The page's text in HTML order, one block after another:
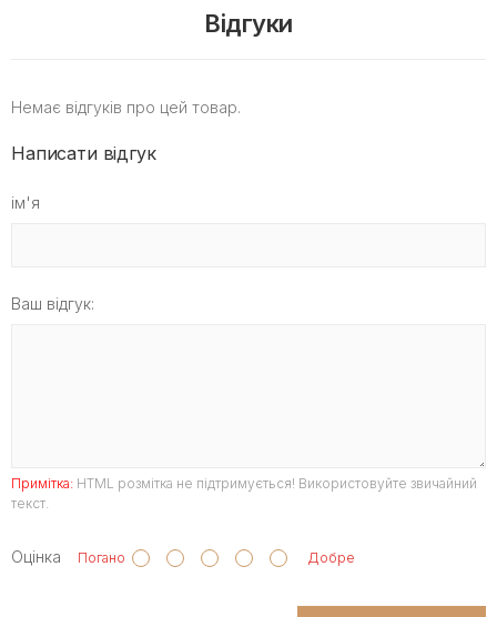
Відгуки
Немає відгуків про цей товар.
Написати відгук
ім'я
Ваш відгук:
Примітка: HTML розмітка не підтримується! Використовуйте звичайний
текст.
Оцінка Погано Добре